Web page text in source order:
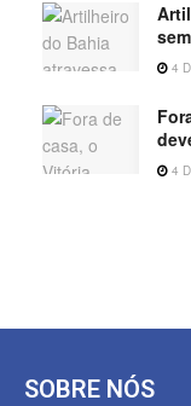
4
4
SOBRE NÓS